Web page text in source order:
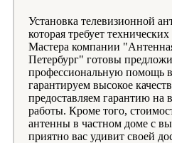
Установка телевизионной
которая требует
Мастера компании
Петербург" готовы
профессиональную помощь
гарантируем высокое
предоставляем гарантию на
работы. Кроме того,
антенны в частном доме с
приятно вас удивит своей